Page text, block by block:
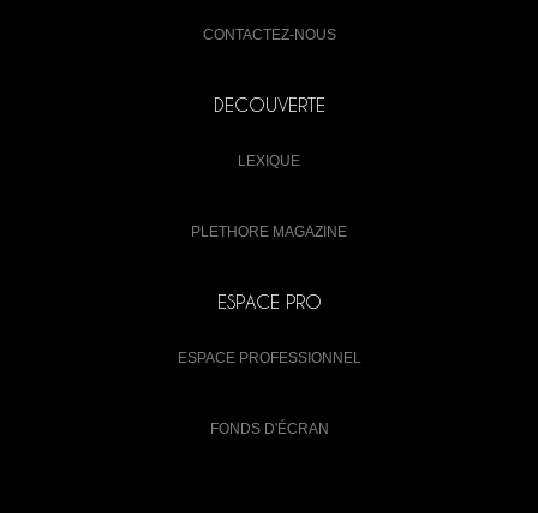
CONTACTEZ-NOUS
DECOUVERTE
LEXIQUE
PLETHORE MAGAZINE
ESPACE PRO
ESPACE PROFESSIONNEL
FONDS D'ÉCRAN